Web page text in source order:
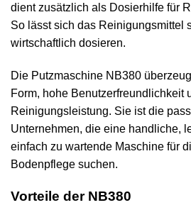
dient zusätzlich als Dosierhilfe für
So lässt sich das Reinigungsmittel
wirtschaftlich dosieren.
Die Putzmaschine NB380
Form, hohe Benutzerfreundlichkeit
Reinigungsleistung. Sie ist die
Unternehmen, die eine handliche,
einfach zu wartende Maschine für
Bodenpflege suchen.
Vorteile der NB380